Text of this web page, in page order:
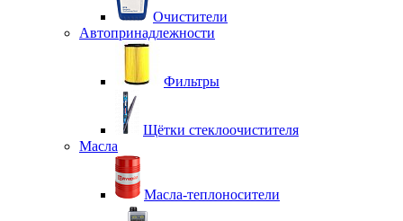
Очистители
Автопринадлежности
Фильтры
Щётки стеклоочистителя
Масла
Масла-теплоносители